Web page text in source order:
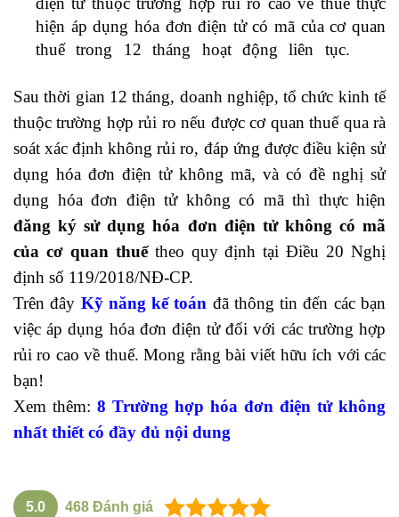
hiện áp dụng hóa đơn điện tử có mã của cơ quan
thuế trong 12 tháng hoạt động liên tục.
Sau thời gian 12 tháng, doanh nghiệp, tổ chức kinh tế
thuộc trường hợp rủi ro nếu được cơ quan thuế qua rà
soát xác định không rủi ro, đáp ứng được điều kiện sử
dụng hóa đơn điện tử không mã, và có đề nghị sử
dụng hóa đơn điện tử không có mã thì thực hiện
đăng ký sử dụng hóa đơn điện tử không có mã
của cơ quan thuếtheo quy định tại Điều 20 Nghị
định số 119/2018/NĐ-CP.
Trên đây Kỹ năng kế toán đã thông tin đến các bạn
việc áp dụng hóa đơn điện tử đối với các trường hợp
rủi ro cao về thuế. Mong rằng bài viết hữu ích với các
bạn!
Xem thêm: 8 Trường hợp hóa đơn điện tử không
nhất thiết có đầy đủ nội dung
5.0 468 Đánh giá